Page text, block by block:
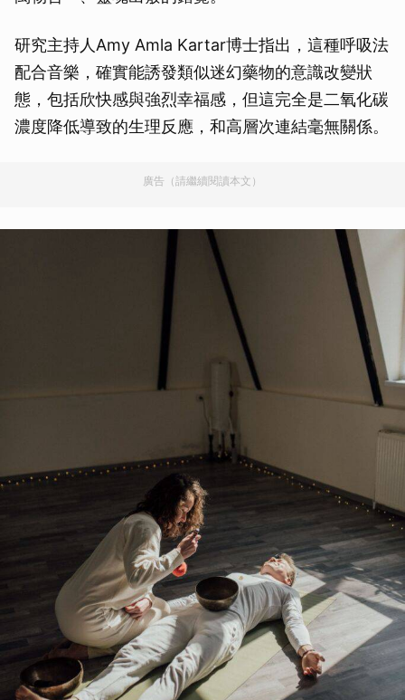
研究主持人Amy Amla Kartar博士指出，這種呼吸法
配合音樂，確實能誘發類似迷幻藥物的意識改變狀
態，包括欣快感與強烈幸福感，但這完全是二氧化碳
濃度降低導致的生理反應，和高層次連結毫無關係。
廣告（請繼續閱讀本文）